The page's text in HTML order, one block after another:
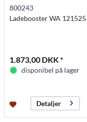
800243
Ladebooster WA 121525
1.873,00 DKK *
disponibel på lager
Detaljer